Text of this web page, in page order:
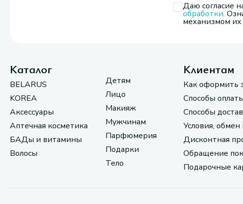
Даю согласие
обработки.
механизмом их
Каталог
BELARUS
KOREA
Аксессуары
Аптечная косметика
БАДы и витамины
Волосы
Детям
Лицо
Макияж
Мужчинам
Парфюмерия
Подарки
Тело
Клиентам
Как оформить
Способы
Способы
Условия, обмен
Дисконтная
Обращение
Подарочные